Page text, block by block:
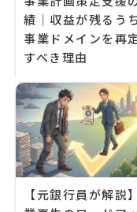
績｜収益が残るう
事業ドメインを再
すべき理由
【元銀行員が解説